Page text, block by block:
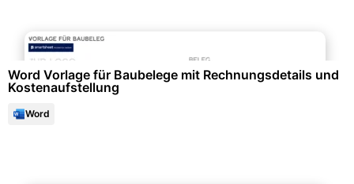
Word Vorlage für Baubelege mit Rechnungsdetails und
Kostenaufstellung
Word